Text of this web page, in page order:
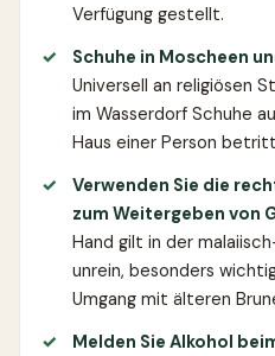
Verfügung gestellt.
Schuhe in Moscheen
Universell an religiösen
im Wasserdorf Schuhe
Haus einer Person
Verwenden Sie die
zum Weitergeben von
Hand gilt in der
unrein, besonders
Umgang mit älteren
Melden Sie Alkohol